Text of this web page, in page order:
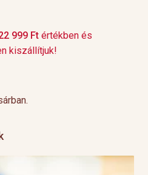
999 Ftértékben és
kiszállítjuk!